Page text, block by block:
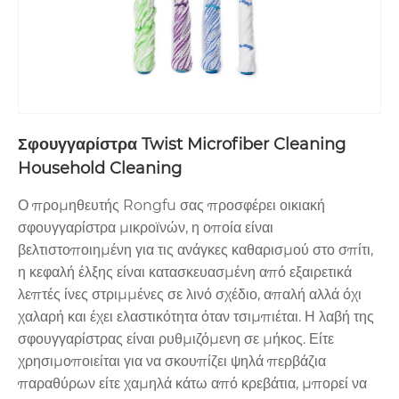
Χρώματα και ύφανση μαξιλαριών:Μαξιλαράκια διπλής όψης: η μία
πλευρά με πυκνή, βελούδινη ύφανση για ξεσκόνισμα και στέγνωμα, η άλλη
χρήστες όλων των υψών.
κιλό).
Δυνατότητα πλυσίματος: Τα μαξιλαράκια μικροϊνών πλένονται στο
πλυντήριο έως και 300 φορές χωρίς σημαντική υποβάθμιση στην
απόδοση. (Πλένεται σε κρύο νερό, χωρίς μαλακτικό).
Σύστημα νερού:Προαιρετικά συμβατή επαναγεμιζόμενη φιάλη ψεκασμού
προσαρμόζεται απευθείας στη λαβή για ελεγχόμενη εφαρμογή διαλύματος.
Σφουγγαρίστρα Twist Microfiber Cleaning
Household Cleaning
Ο προμηθευτής Rongfu σας προσφέρει οικιακή
σφουγγαρίστρα μικροϊνών, η οποία είναι
βελτιστοποιημένη για τις ανάγκες καθαρισμού στο σπίτι,
η κεφαλή έλξης είναι κατασκευασμένη από εξαιρετικά
λεπτές ίνες στριμμένες σε λινό σχέδιο, απαλή αλλά όχι
χαλαρή και έχει ελαστικότητα όταν τσιμπιέται. Η λαβή της
σφουγγαρίστρας είναι ρυθμιζόμενη σε μήκος. Είτε
χρησιμοποιείται για να σκουπίζει ψηλά περβάζια
παραθύρων είτε χαμηλά κάτω από κρεβάτια, μπορεί να